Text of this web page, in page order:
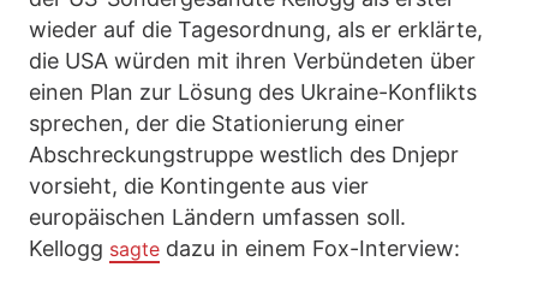
wieder auf die Tagesordnung, als er erklärte,
die USA würden mit ihren Verbündeten über
einen Plan zur Lösung des Ukraine-Konflikts
sprechen, der die Stationierung einer
Abschreckungstruppe westlich des Dnjepr
vorsieht, die Kontingente aus vier
europäischen Ländern umfassen soll.
Kellogg sagte dazu in einem Fox-Interview: